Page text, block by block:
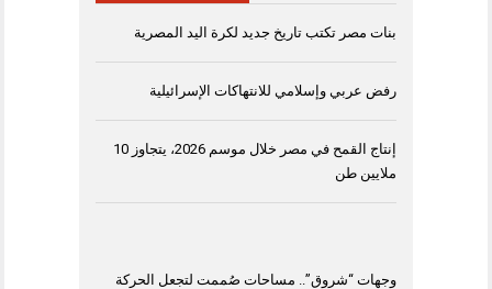
بنات مصر تكتب تاريخ جديد لكرة اليد المصرية
رفض عربي وإسلامي للانتهاكات الإسرائيلية
إنتاج القمح في مصر خلال موسم 2026، يتجاوز 10
ملايين طن
وجهات “شروق”.. مساحات صُممت لتجعل الحركة